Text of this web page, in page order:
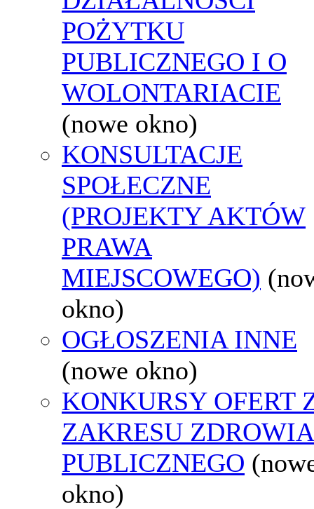
POŻYTKU
PUBLICZNEGO I O
WOLONTARIACIE
(nowe okno)
KONSULTACJE
SPOŁECZNE
(PROJEKTY AKTÓW
PRAWA
MIEJSCOWEGO)
okno)
OGŁOSZENIA INNE
(nowe okno)
KONKURSY OFERT
ZAKRESU ZDROWIA
PUBLICZNEGO
okno)